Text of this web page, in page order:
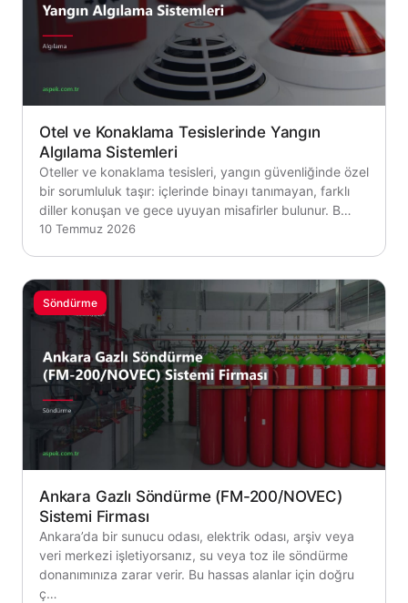
Otel ve Konaklama Tesislerinde Yangın
Algılama Sistemleri
Oteller ve konaklama tesisleri, yangın güvenliğinde özel
bir sorumluluk taşır: içlerinde binayı tanımayan, farklı
diller konuşan ve gece uyuyan misafirler bulunur. B…
10 Temmuz 2026
Söndürme
Ankara Gazlı Söndürme (FM-200/NOVEC)
Sistemi Firması
Ankara’da bir sunucu odası, elektrik odası, arşiv veya
veri merkezi işletiyorsanız, su veya toz ile söndürme
donanımınıza zarar verir. Bu hassas alanlar için doğru
ç…